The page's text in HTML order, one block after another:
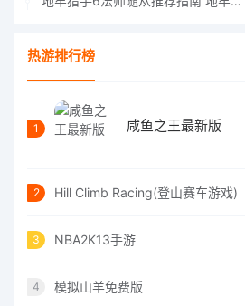
热游排行榜
1 咸鱼之王最新版
2 Hill Climb Racing(登山赛车游戏)
3 NBA2K13手游
4 模拟山羊免费版